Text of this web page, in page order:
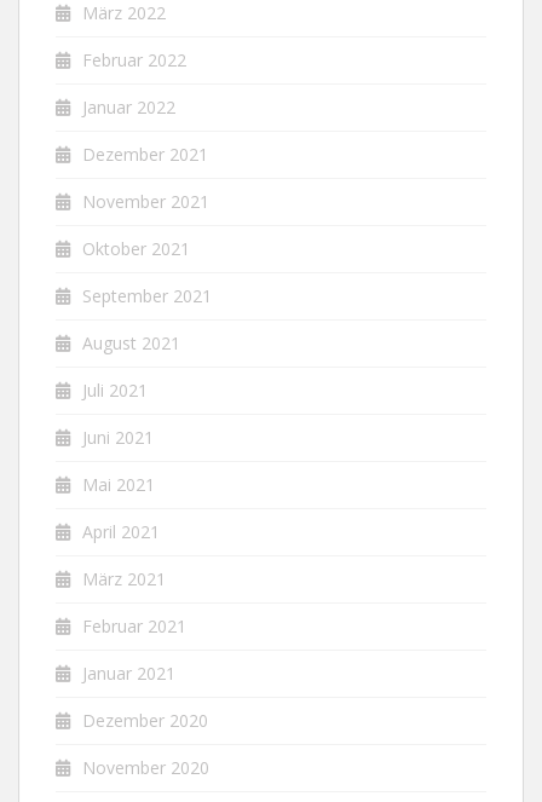
März 2022
Februar 2022
Januar 2022
Dezember 2021
November 2021
Oktober 2021
September 2021
August 2021
Juli 2021
Juni 2021
Mai 2021
April 2021
März 2021
Februar 2021
Januar 2021
Dezember 2020
November 2020